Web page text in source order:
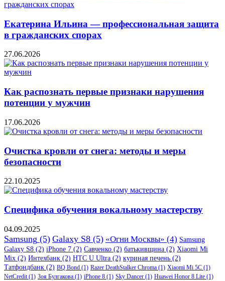
Екатерина Ильина — профессиональная защита
в гражданских спорах
27.06.2026
Как распознать первые признаки нарушения
потенции у мужчин
17.06.2026
Очистка кровли от снега: методы и меры
безопасности
22.10.2025
Специфика обучения вокальному мастерству
04.09.2025
Samsung (5) Galaxy S8 (5) «Огни Москвы» (4) Samsung
Galaxy S8 (2) iPhone 7 (2) Савченко (2) батькивщина (2) Xiaomi Mi
Mix (2) Интехбанк (2) HTC U Ultra (2) куриная печень (2)
Татфондбанк (2) BQ Bond (1) Razer DeathStalker Chroma (1) Xiaomi Mi 5C (1)
NetCredit (1) Зоя Булгакова (1) iPhone 8 (1) Sky Dancer (1) Huawei Honor 8 Lite (1)